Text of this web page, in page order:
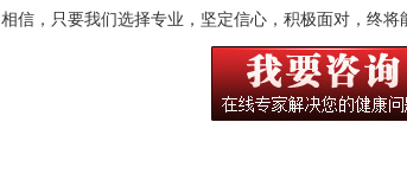
相信，只要我们选择专业，坚定信心，积极面对，终将